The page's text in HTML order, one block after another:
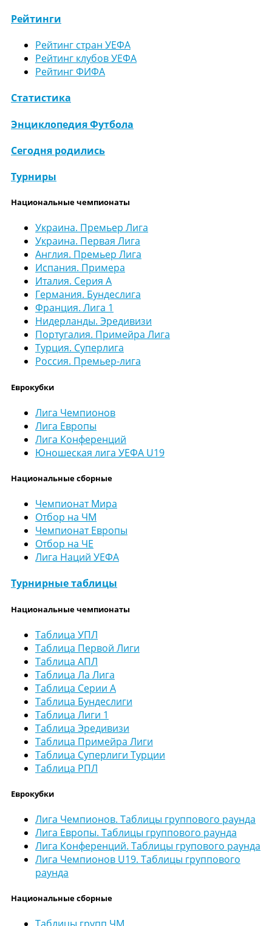
Рейтинги
Рейтинг стран УЕФА
Рейтинг клубов УЕФА
Рейтинг ФИФА
Статистика
Энциклопедия Футбола
Сегодня родились
Турниры
Национальные чемпионаты
Украина. Премьер Лига
Украина. Первая Лига
Англия. Премьер Лига
Испания. Примера
Италия. Серия А
Германия. Бундеслига
Франция. Лига 1
Нидерланды. Эредивизи
Португалия. Примейра Лига
Турция. Суперлига
Россия. Премьер-лига
Еврокубки
Лига Чемпионов
Лига Европы
Лига Конференций
Юношеская лига УЕФА U19
Национальные сборные
Чемпионат Мира
Отбор на ЧМ
Чемпионат Европы
Отбор на ЧЕ
Лига Наций УЕФА
Турнирные таблицы
Национальные чемпионаты
Таблица УПЛ
Таблица Первой Лиги
Таблица АПЛ
Таблица Ла Лига
Таблица Серии А
Таблица Бундеслиги
Таблица Лиги 1
Таблица Эредивизи
Таблица Примейра Лиги
Таблица Суперлиги Турции
Таблица РПЛ
Еврокубки
Лига Чемпионов. Таблицы группового раунда
Лига Европы. Таблицы группового раунда
Лига Конференций. Таблицы групового раунда
Лига Чемпионов U19. Таблицы группового
раунда
Национальные сборные